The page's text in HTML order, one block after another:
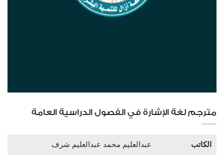
مترجم لغة الإشارة في الفصول الدراسية العامة
الكاتب عبدالعليم محمد عبدالعليم شرف